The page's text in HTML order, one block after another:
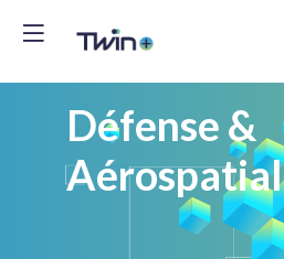
Défense &
Aérospatial